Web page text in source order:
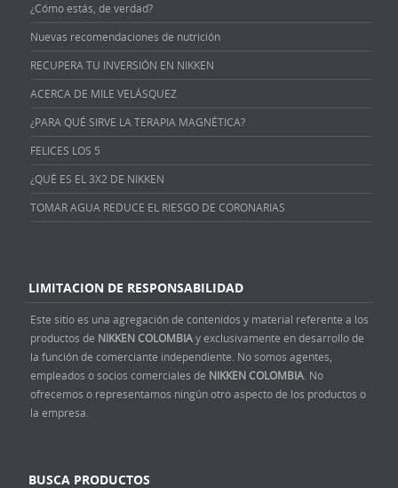
¿Cómo estás, de verdad?
Nuevas recomendaciones de nutrición
RECUPERA TU INVERSIÓN EN NIKKEN
ACERCA DE MILE VELÁSQUEZ
¿PARA QUÉ SIRVE LA TERAPIA MAGNÉTICA?
FELICES LOS 5
¿QUÉ ES EL 3X2 DE NIKKEN
TOMAR AGUA REDUCE EL RIESGO DE CORONARIAS
LIMITACION DE RESPONSABILIDAD
Este sitio es una agregación de contenidos y material referente a los
productos de NIKKEN COLOMBIAy exclusivamente en desarrollo de
la función de comerciante independiente. No somos agentes,
empleados o socios comerciales de NIKKEN COLOMBIA . No
ofrecemos o representamos ningún otro aspecto de los productos o
la empresa.
BUSCA PRODUCTOS